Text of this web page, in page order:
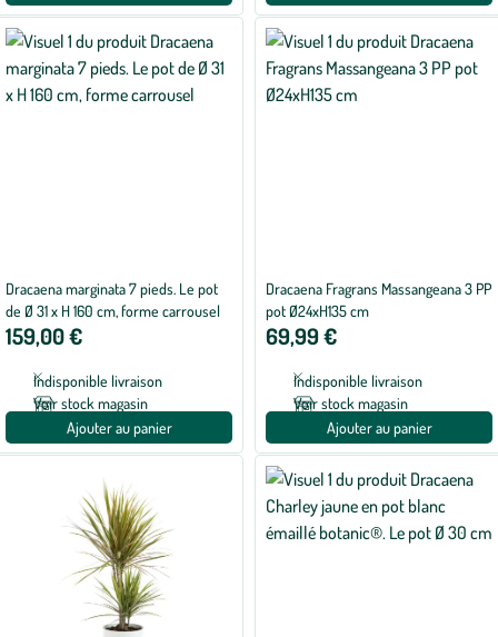
Dracaena marginata 7 pieds. Le pot
de Ø 31 x H 160 cm, forme carrousel
159,00 €
Indisponible livraison
Voir stock magasin
Ajouter au panier
Dracaena Fragrans Massangeana 3 PP
pot Ø24xH135 cm
69,99 €
Indisponible livraison
Voir stock magasin
Ajouter au panier